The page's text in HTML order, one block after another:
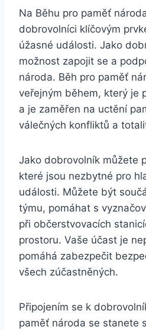
Na Běhu pro paměť
dobrovolníci klíčovým
úžasné události. Jako
možnost zapojit se a
národa. Běh pro paměť
veřejným během, který je
a je zaměřen na uctění
válečných konfliktů a
Jako dobrovolník můžete
které jsou nezbytné pro
události. Můžete být
týmu, pomáhat s
při občerstvovacích
prostoru. Vaše účast je
pomáhá zabezpečit
všech zúčastněných.
Připojením se k
paměť národa se stanete